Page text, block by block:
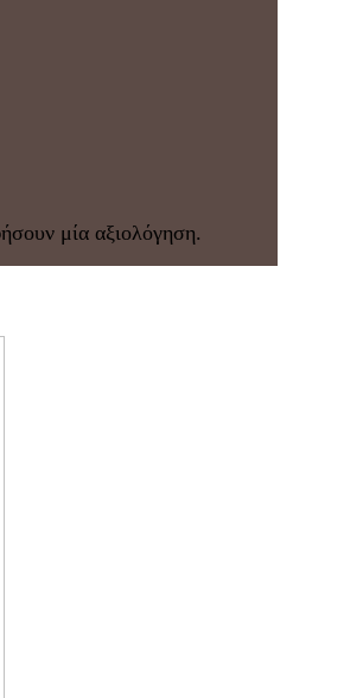
μία αξιολόγηση.